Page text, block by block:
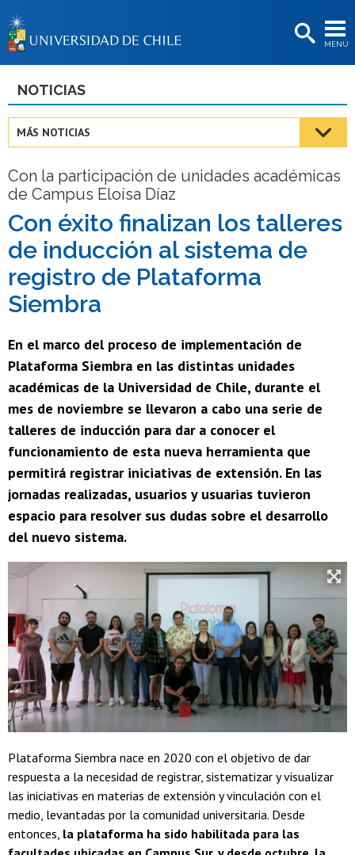
MENÚ
BIBLIOTECAS
Estudiantes
Académicas/os
Funcionarias/os
Egresadas/os
NOTICIAS
MÁS NOTICIAS
Con la participación de unidades académicas
de Campus Eloísa Díaz
Con éxito finalizan los talleres
de inducción al sistema de
registro de Plataforma
Siembra
En el marco del proceso de implementación de
Plataforma Siembra en las distintas unidades
académicas de la Universidad de Chile, durante el
mes de noviembre se llevaron a cabo una serie de
talleres de inducción para dar a conocer el
funcionamiento de esta nueva herramienta que
permitirá registrar iniciativas de extensión. En las
jornadas realizadas, usuarios y usuarias tuvieron
espacio para resolver sus dudas sobre el desarrollo
del nuevo sistema.
Plataforma Siembra nace en 2020 con el objetivo de dar
respuesta a la necesidad de registrar, sistematizar y visualizar
las iniciativas en materias de extensión y vinculación con el
medio, levantadas por la comunidad universitaria. Desde
entonces, la plataforma ha sido habilitada para las